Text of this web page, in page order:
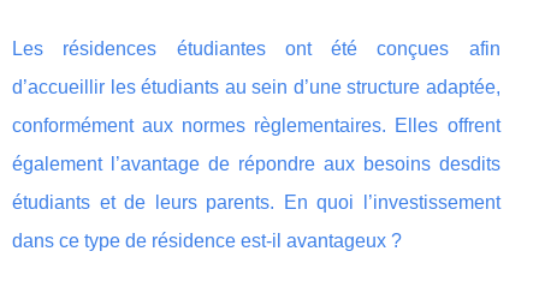
Les résidences étudiantes ont été conçues afin
d’accueillir les étudiants au sein d’une structure adaptée,
conformément aux normes règlementaires. Elles offrent
également l’avantage de répondre aux besoins desdits
étudiants et de leurs parents. En quoi l’investissement
dans ce type de résidence est-il avantageux ?